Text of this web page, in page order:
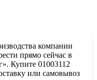
компании
прямо сейчас в
Купите 01003112
или самовывоз